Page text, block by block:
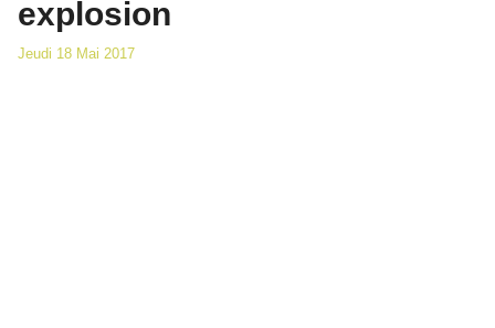
explosion
Jeudi 18 Mai 2017